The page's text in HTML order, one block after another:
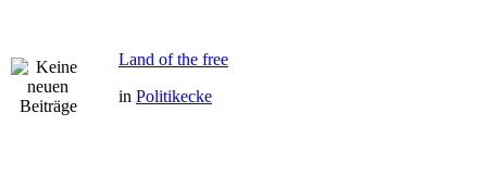
Land of the free
in Politikecke